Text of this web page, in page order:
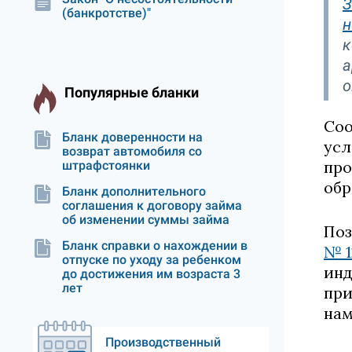
(банкротстве)"
Популярные бланки
Бланк доверенности на
возврат автомобиля со
штрафстоянки
Бланк дополнительного
соглашения к договору займа
об изменении суммы займа
Бланк справки о нахождении в
отпуске по уходу за ребенком
до достижения им возраста 3
лет
Производственный
№